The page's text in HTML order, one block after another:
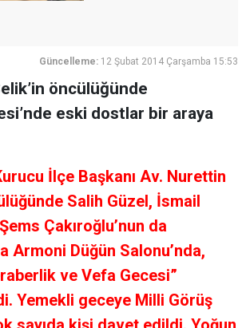
Güncelleme: 12 Şubat 2014 Çarşamba 15:53
öncülüğünde
eski dostlar bir araya
İlçe Başkanı Av. Nurettin
Salih Güzel, İsmail
Çakıroğlu’nun da
Armoni Düğün Salonu’nda,
ve Vefa Gecesi”
Yemekli geceye Milli Görüş